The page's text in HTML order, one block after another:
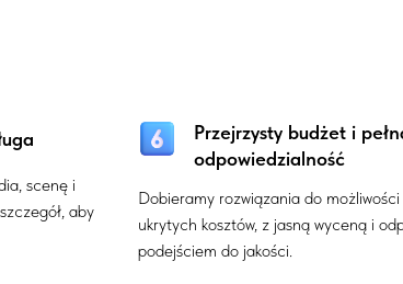
scenę i
aby
Przejrzysty budżet i
odpowiedzialność
Dobieramy rozwiązania do
ukrytych kosztów, z jasną wyceną i
podejściem do jakości.